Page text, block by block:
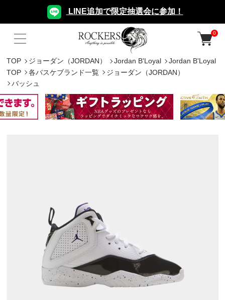
LINE追加で限定抽選会に参加！
0
TOP ジョーダン（JORDAN） Jordan B'Loyal
Jordan B'Loyal
TOP
各バスケブランド一覧
ジョーダン（JORDAN）
バッシュ